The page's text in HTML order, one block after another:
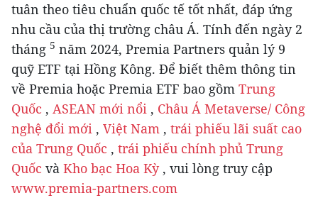
tuân theo tiêu chuẩn quốc tế tốt nhất, đáp ứng
nhu cầu của thị trường châu Á. Tính đến ngày 2
tháng 5 năm 2024, Premia Partners quản lý 9
quỹ ETF tại Hồng Kông. Để biết thêm thông tin
về Premia hoặc Premia ETF bao gồm Trung
Quốc , ASEAN mới nổi , Châu Á Metaverse/ Công
nghệ đổi mới , Việt Nam , trái phiếu lãi suất cao
của Trung Quốc , trái phiếu chính phủ Trung
Quốc và Kho bạc Hoa Kỳ, vui lòng truy cập
www.premia-partners.com